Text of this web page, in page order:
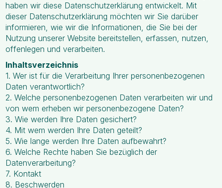
haben wir diese Datenschutzerklärung entwickelt. Mit
dieser Datenschutzerklärung möchten wir Sie darüber
informieren, wie wir die Informationen, die Sie bei der
Nutzung unserer Website bereitstellen, erfassen, nutzen,
offenlegen und verarbeiten.
Inhaltsverzeichnis
1. Wer ist für die Verarbeitung Ihrer personenbezogenen
Daten verantwortlich?
2. Welche personenbezogenen Daten verarbeiten wir und
von wem erheben wir personenbezogene Daten?
3. Wie werden Ihre Daten gesichert?
4. Mit wem werden Ihre Daten geteilt?
5. Wie lange werden Ihre Daten aufbewahrt?
6. Welche Rechte haben Sie bezüglich der
Datenverarbeitung?
7. Kontakt
8. Beschwerden